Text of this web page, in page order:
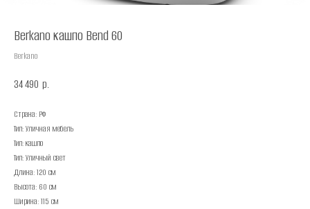
Berkano кашпо Bend 60
Berkano
34 490 р.
Страна: РФ
Тип: Уличная мебель
Тип: кашпо
Тип: Уличный свет
Длина: 120 см
Высота: 60 см
Ширина: 115 см